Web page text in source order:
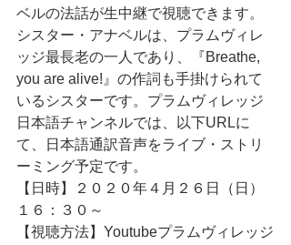
ベルの法話が生中継で視聴できます。
シスター・アナベルは、プラムヴィレ
ッジ最長老の一人であり、『Breathe,
you are alive!』の作詞も手掛けられて
いるシスターです。プラムヴィレッジ
日本語チャンネルでは、以下URLに
て、日本語通訳音声をライブ・ストリ
ーミング予定です。
【日時】‪２０２０年４月２６日（日）
１６：３０～
【視聴方法】Youtubeプラムヴィレッジ